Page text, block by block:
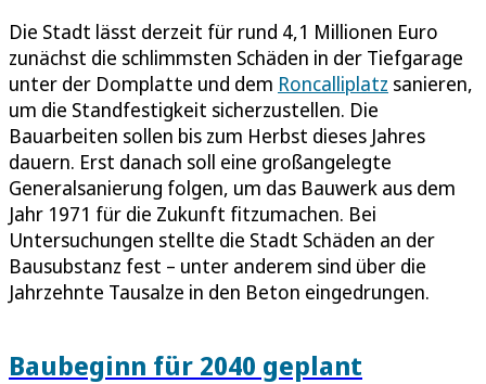
Die Stadt lässt derzeit für rund 4,1 Millionen Euro
zunächst die schlimmsten Schäden in der Tiefgarage
unter der Domplatte und dem Roncalliplatz sanieren,
um die Standfestigkeit sicherzustellen. Die
Bauarbeiten sollen bis zum Herbst dieses Jahres
dauern. Erst danach soll eine großangelegte
Generalsanierung folgen, um das Bauwerk aus dem
Jahr 1971 für die Zukunft fitzumachen. Bei
Untersuchungen stellte die Stadt Schäden an der
Bausubstanz fest – unter anderem sind über die
Jahrzehnte Tausalze in den Beton eingedrungen.
Baubeginn für 2040 geplant